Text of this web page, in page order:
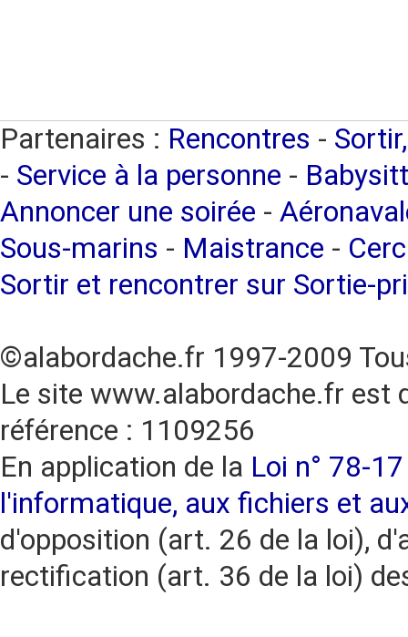
Partenaires : Rencontres -
- Service à la personne -
Annoncer une soirée -
Sous-marins - Maistrance -
Sortir et rencontrer sur Sortie-
©alabordache.fr 1997-2009
Le site www.alabordache.fr est
référence : 1109256
En application de la Loi n° 78-
l'informatique, aux fichiers et
d'opposition (art. 26 de la loi),
rectification (art. 36 de la loi)